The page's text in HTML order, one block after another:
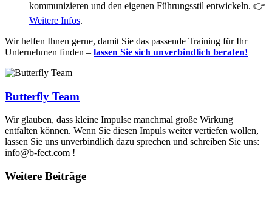
kommunizieren und den eigenen Führungsstil entwickeln. 👉
Weitere Infos.
Wir helfen Ihnen gerne, damit Sie das passende Training für Ihr
Unternehmen finden – lassen Sie sich unverbindlich beraten!
Butterfly Team
Wir glauben, dass kleine Impulse manchmal große Wirkung
entfalten können. Wenn Sie diesen Impuls weiter vertiefen wollen,
lassen Sie uns unverbindlich dazu sprechen und schreiben Sie uns:
info@b-fect.com !
Weitere Beiträge